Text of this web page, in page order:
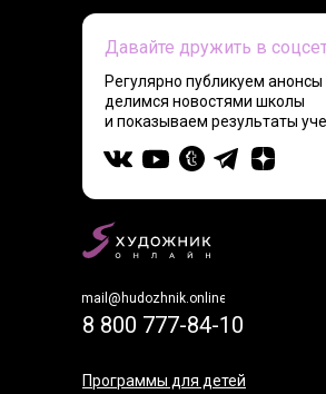
Давайте дружить в
mail@hudozhnik.online
Регулярно публикуем анонсы
делимся новостями школы
и показываем результаты
8 800 777-84-10
Программы для детей